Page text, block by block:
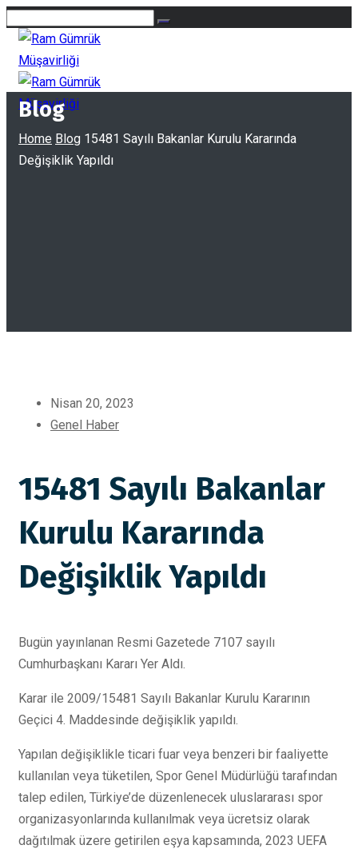
Blog
Home Blog 15481 Sayılı Bakanlar Kurulu Kararında
Değişiklik Yapıldı
Nisan 20, 2023
Genel Haber
15481 Sayılı Bakanlar
Kurulu Kararında
Değişiklik Yapıldı
Bugün yayınlanan Resmi Gazetede 7107 sayılı
Cumhurbaşkanı Kararı Yer Aldı.
Karar ile 2009/15481 Sayılı Bakanlar Kurulu Kararının
Geçici 4. Maddesinde değişiklik yapıldı.
Yapılan değişiklikle ticari fuar veya benzeri bir faaliyette
kullanılan veya tüketilen, Spor Genel Müdürlüğü tarafından
talep edilen, Türkiye’de düzenlenecek uluslararası spor
organizasyonlarında kullanılmak veya ücretsiz olarak
dağıtılmak üzere getirilen eşya kapsamında, 2023 UEFA